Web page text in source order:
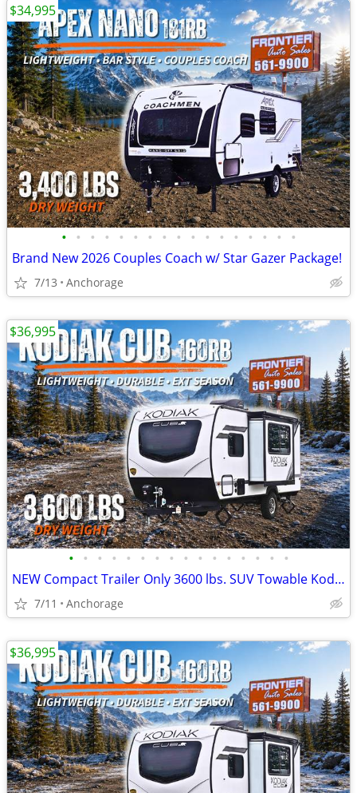
• • • • • • • • • • • • • • • • •
Brand New 2026 Couples Coach w/ Star Gazer Package!
7/13 Anchorage
$34,995
• • • • • • • • • • • • • • • •
NEW Compact Trailer Only 3600 lbs. SUV Towable Kodiak Cub 160RB
7/11 Anchorage
$36,995
$36,995